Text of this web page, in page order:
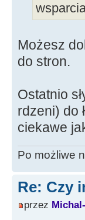
Możesz
do stron.
Ostatnio
rdzeni) do
ciekawe
Po możliwe
Re: Czy
przez